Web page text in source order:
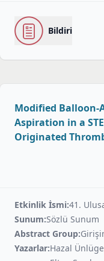
Bildiri
Modified Balloon-
Aspiration in a
Originated
Etkinlik İsmi:41.
Sunum:Sözlü Sunum
Abstract Group:
Yazarlar:Hazal